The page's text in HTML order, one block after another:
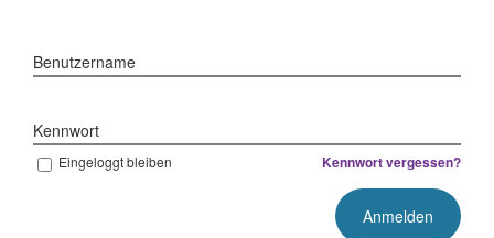
Benutzername
Kennwort
Eingeloggt bleiben Kennwort vergessen?